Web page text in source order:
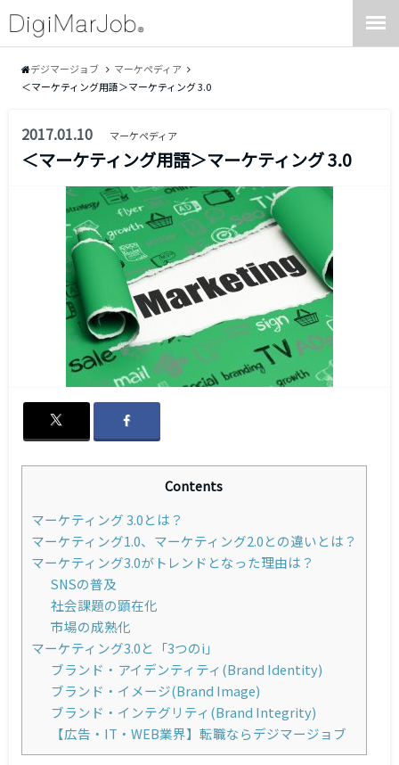
デジマージョブ
マーケペディア
＜マーケティング用語＞マーケティング 3.0
2017.01.10 マーケペディア
＜マーケティング用語＞マーケティング 3.0
Contents
マーケティング 3.0とは？
マーケティング1.0、マーケティング2.0との違いとは？
マーケティング3.0がトレンドとなった理由は？
SNSの普及
社会課題の顕在化
市場の成熟化
マーケティング3.0と「3つのi」
ブランド・アイデンティティ(Brand Identity)
ブランド・イメージ(Brand Image)
ブランド・インテグリティ(Brand Integrity)
【広告・IT・WEB業界】転職ならデジマージョブ